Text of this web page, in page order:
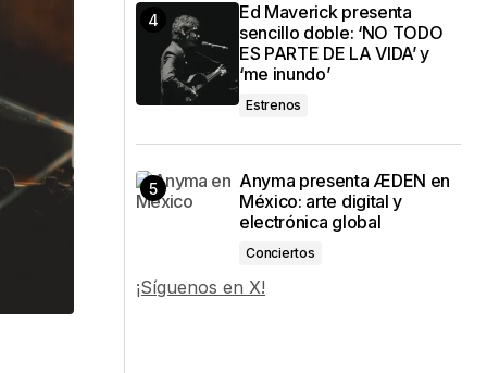
Ed Maverick presenta
sencillo doble: ‘NO TODO
ES PARTE DE LA VIDA’ y
‘me inundo’
Estrenos
Anyma presenta ÆDEN en
México: arte digital y
electrónica global
Conciertos
¡Síguenos en X!